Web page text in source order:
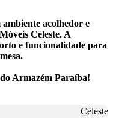
acolhedor e
Celeste. A
e funcionalidade para
Armazém Paraíba!
Celeste